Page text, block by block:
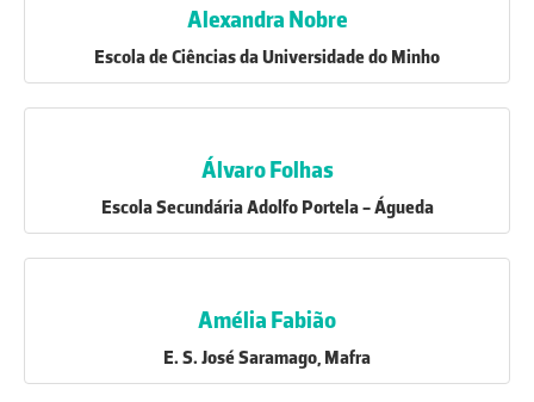
Alexandra Nobre
Escola de Ciências da Universidade do Minho
Álvaro Folhas
Escola Secundária Adolfo Portela - Águeda
Amélia Fabião
E. S. José Saramago, Mafra